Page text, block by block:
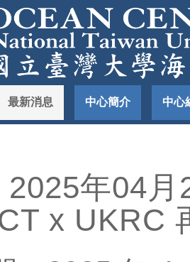
最新消息 中心簡介 中心
2025年04月
x UKRC